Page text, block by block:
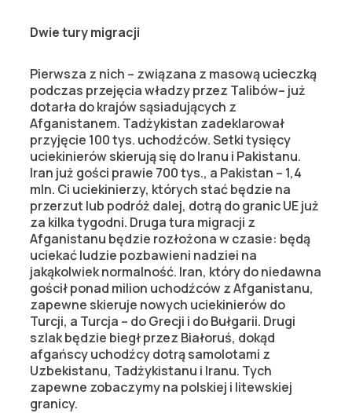
Dwie tury migracji
Pierwsza z nich – związana z masową ucieczką
podczas przejęcia władzy przez Talibów– już
dotarła do krajów sąsiadujących z
Afganistanem. Tadżykistan zadeklarował
przyjęcie 100 tys. uchodźców. Setki tysięcy
uciekinierów skierują się do Iranu i Pakistanu.
Iran już gości prawie 700 tys., a Pakistan – 1,4
mln. Ci uciekinierzy, których stać będzie na
przerzut lub podróż dalej, dotrą do granic UE już
za kilka tygodni. Druga tura migracji z
Afganistanu będzie rozłożona w czasie: będą
uciekać ludzie pozbawieni nadziei na
jakąkolwiek normalność. Iran, który do niedawna
gościł ponad milion uchodźców z Afganistanu,
zapewne skieruje nowych uciekinierów do
Turcji, a Turcja – do Grecji i do Bułgarii. Drugi
szlak będzie biegł przez Białoruś, dokąd
afgańscy uchodźcy dotrą samolotami z
Uzbekistanu, Tadżykistanu i Iranu. Tych
zapewne zobaczymy na polskiej i litewskiej
granicy.